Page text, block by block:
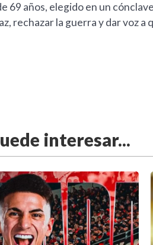
69 años, elegido en un
rechazar la guerra y dar voz a
interesar...